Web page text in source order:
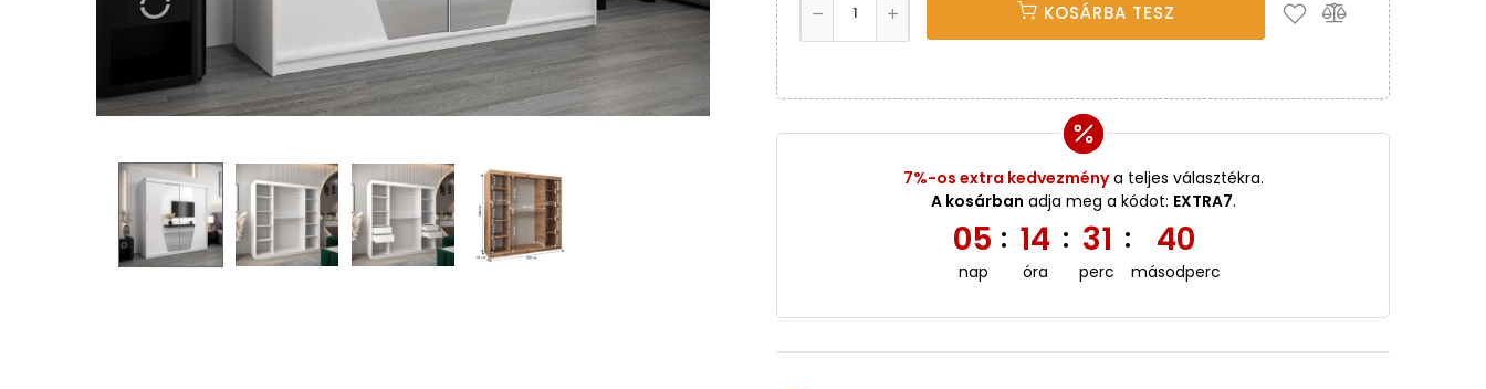
KOSÁRBA TESZ
7%-os extra kedvezménya teljes választékra.
A kosárban adja meg a kódot: EXTRA7.
05
nap
: 14
óra
: 31
perc
: 39
másodperc